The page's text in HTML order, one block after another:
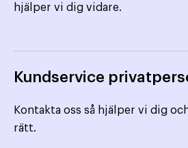
hjälper vi dig vidare.
Kundservice
Kontakta oss så hjälper vi dig
rätt.